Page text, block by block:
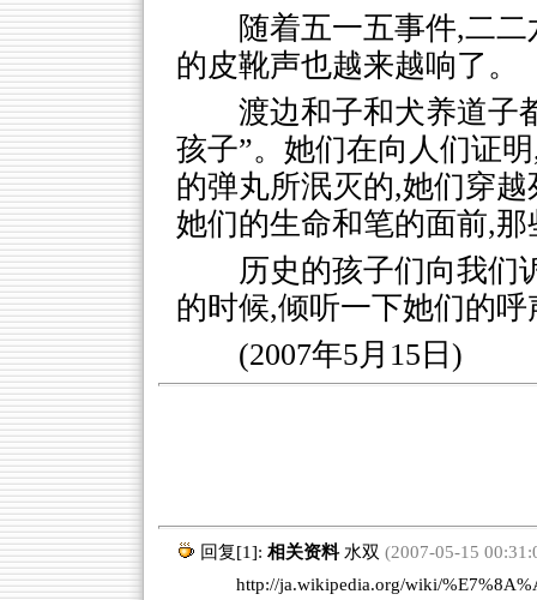
随着五一五事件,二
的皮靴声也越来越响了。
渡边和子和犬养道子
孩子”。她们在向人们证
的弹丸所泯灭的,她们穿
她们的生命和笔的面前,
历史的孩子们向我们
的时候,倾听一下她们的
(2007年5月15日)
回复[1]: 相关资料 水双 (2007-05-15
http://ja.wikipedia.org/wiki/